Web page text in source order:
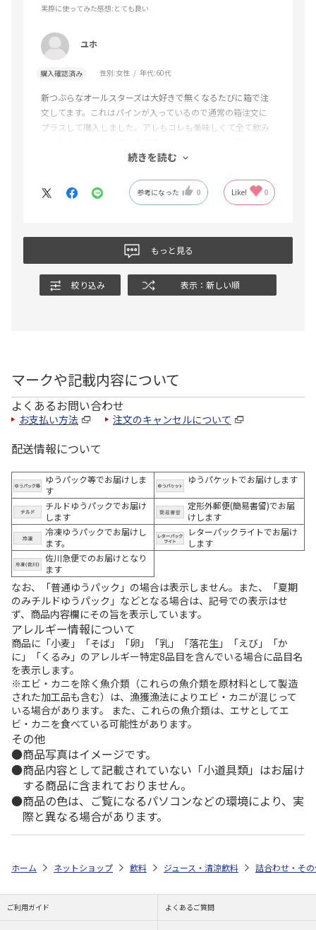
実際に使ってみた感想:とても良い
ユホ
購入確認済み 性別:女性 年代:60代
新つぶらなオールスターズは大好きで無くなるたびに箱で注
文してます。これはパインが入っているので通常の箱注文に
プラスして購入しました。アレもコレも美味しくて全て飲み
てます。無くなる前にまた注文します(^^)
続きを読む
参考になった 0 Like! 0
もっと見る
絞り込み 表示：新しい順
マークや記載内容について
よくあるお問い合わせ
お支払い方法 注文のキャンセルについて
配送情報について
ゆうパック等でお届けしま
す
ゆうパケットでお届けします
チルドゆうパックでお届け
します
定形外郵便(簡易書留)でお届
けします
冷凍ゆうパックでお届けし
ます。
レターパックライトでお届け
します
佐川急便でのお届けとなり
ます
なお、「普通ゆうパック」の場合は表示しません。また、「夏期
のみチルドゆうパック」などとなる場合は、記号での表示はせ
ず、商品内容欄にその旨を表示しています。
アレルギー情報について
商品に「小麦」「そば」「卵」「乳」「落花生」「えび」「か
に」「くるみ」のアレルギー特定8品目を含んでいる場合に品目名
を表示します。
※エビ・カニを除く魚介類（これらの魚介類を原材料として製造
された加工品も含む）は、漁獲漁法によりエビ・カニが混じって
いる場合があります。 また、これらの魚介類は、エサとしてエ
ビ・カニを食べている可能性があります。
その他
商品写真はイメージです。
商品内容として記載されていない「小道具類」はお届け
する商品に含まれておりません。
商品の色は、ご覧になるパソコンなどの環境により、実
際と異なる場合があります。
ホーム ネットショップ 飲料 ジュース・清涼飲料 詰合わせ・そ
ご利用ガイド よくあるご質問